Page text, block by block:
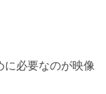
に必要なのが映像